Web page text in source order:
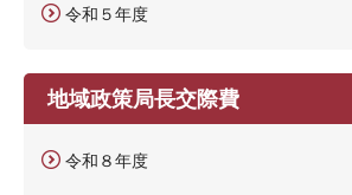
令和５年度
地域政策局長交際費
令和８年度